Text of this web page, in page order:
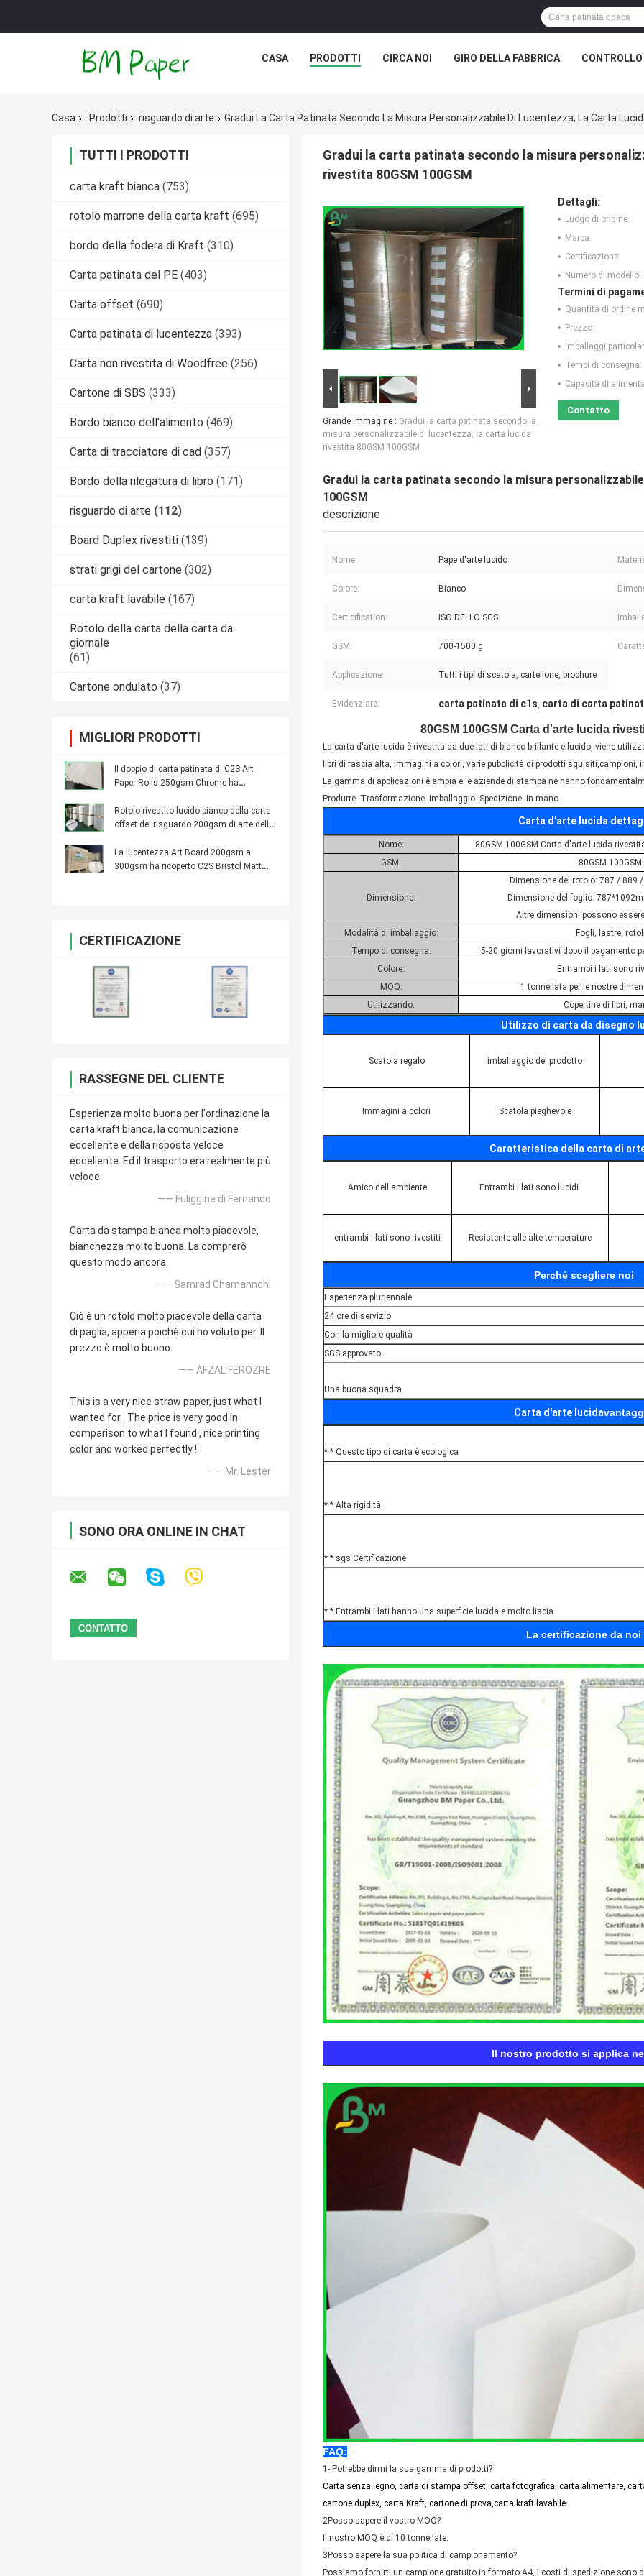
CASA PRODOTTI CIRCA NOI GIRO DELLA FABBRICA
Casa Prodotti risguardo di arte Gradui La Carta Patinata Secondo La Misura Personalizzabile Di Lucentezza, La Carta
TUTTI I PRODOTTI
carta kraft bianca (753)
rotolo marrone della carta kraft (695)
bordo della fodera di Kraft (310)
Carta patinata del PE (403)
Carta offset (690)
Carta patinata di lucentezza (393)
Carta non rivestita di Woodfree (256)
Cartone di SBS (333)
Bordo bianco dell'alimento (469)
Carta di tracciatore di cad (357)
Bordo della rilegatura di libro (171)
risguardo di arte (112)
Board Duplex rivestiti (139)
strati grigi del cartone (302)
carta kraft lavabile (167)
Rotolo della carta della carta da
giornale
(61)
Cartone ondulato (37)
MIGLIORI PRODOTTI
Il doppio di carta patinata di C2S Art
Paper Rolls 250gsm Chrome ha
Rotolo rivestito lucido bianco della carta
offset del risguardo 200gsm di arte della
La lucentezza Art Board 200gsm a
300gsm ha ricoperto C2S Bristol Matt
CERTIFICAZIONE
RASSEGNE DEL CLIENTE
Esperienza molto buona per l'ordinazione la
carta kraft bianca, la comunicazione
eccellente e della risposta veloce
eccellente. Ed il trasporto era realmente più
veloce
—— Fuliggine di Fernando
Carta da stampa bianca molto piacevole,
bianchezza molto buona. La comprerò
questo modo ancora.
—— Samrad Chamannchi
Ciò è un rotolo molto piacevole della carta
di paglia, appena poichè cui ho voluto per. Il
prezzo è molto buono.
—— AFZAL FEROZRE
This is a very nice straw paper, just what I
wanted for . The price is very good in
comparison to what I found , nice printing
color and worked perfectly !
—— Mr. Lester
SONO ORA ONLINE IN CHAT
Gradui la carta patinata secondo la misura
rivestita 80GSM 100GSM
Grande immagine : Gradui la carta patinata secondo la
misura personalizzabile di lucentezza, la carta lucida
rivestita 80GSM 100GSM
Dettagli:
Luogo di origine:
Marca:
Certificazione:
Numero di modello:
Termini di
Quantità di ordine
Prezzo:
Imballaggi
Tempi di consegna:
Capacità di
Contatto
Gradui la carta patinata secondo la misura
100GSM
descrizione
Nome: Pape d'arte lucido
Colore: Bianco
Certicification: ISO DELLO SGS
GSM: 700-1500 g
Applicazione: Tutti i tipi di scatola, cartellone, brochure
Evidenziare: carta patinata di c1s, carta di carta
80GSM 100GSM Carta d'arte lucida
La carta d'arte lucida è rivestita da due lati di bianco brillante e lucido, viene
libri di fascia alta, immagini a colori, varie pubblicità di prodotti squisiti,campioni,
La gamma di applicazioni è ampia e le aziende di stampa ne hanno
Produrre ️ Trasformazione ️ Imballaggio ️ Spedizione ️ In mano
Carta d'arte lucida
Nome:
80GSM 100GSM Carta d'arte lucida
GSM:
80GSM 100GSM
Dimensione:
Dimensione del rotolo: 787 / 889
Dimensione del foglio:
Altre dimensioni possono
Modalità di imballaggio:
Fogli, lastre,
Tempo di consegna:
5-20 giorni lavorativi dopo il pagamento
Colore:
Entrambi i lati sono
MOQ:
1 tonnellata per le nostre
Utilizzando:
Copertine di libri,
Utilizzo di carta da disegno
Scatola regalo imballaggio del prodotto
Immagini a colori Scatola pieghevole
Caratteristica della carta di
Amico dell'ambiente Entrambi i lati sono lucidi.
entrambi i lati sono rivestiti Resistente alle alte temperature
Perché scegliere noi
Esperienza pluriennale
24 ore di servizio
Con la migliore qualità
SGS approvato
Una buona squadra.
Carta d'arte lucida
* * Questo tipo di carta è ecologica
* * Alta rigidità
* * sgs Certificazione
* * Entrambi i lati hanno una superficie lucida e molto liscia
La certificazione da noi
Il nostro prodotto si applica
FAQ:
1- Potrebbe dirmi la sua gamma di prodotti?
Carta senza legno, carta di stampa offset, carta fotografica, carta alimentare,
cartone duplex, carta Kraft, cartone di prova,carta kraft lavabile.
2Posso sapere il vostro MOQ?
Il nostro MOQ è di 10 tonnellate.
3Posso sapere la sua politica di campionamento?
Possiamo fornirti un campione gratuito in formato A4, i costi di spedizione sono